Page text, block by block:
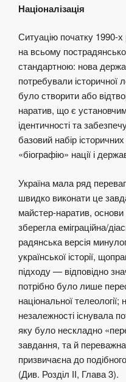
Націоналізація
Ситуацію початку 1990-х
на всьому
стандартною: нова
потребували історичної
було створити або
наратив, що є
ідентичності та
базовий набір
«біографію» нації і
Україна мала ряд
швидко виконати це
майстер-наратив,
зберегла еміграційна/
радянська версія
української історії,
підходу — відповідно
потрібно було лише
національної
незалежності існувала
яку було нескладно
завдання, та й
призвичаєна до
(Див. Розділ ІІ, Глава 3).